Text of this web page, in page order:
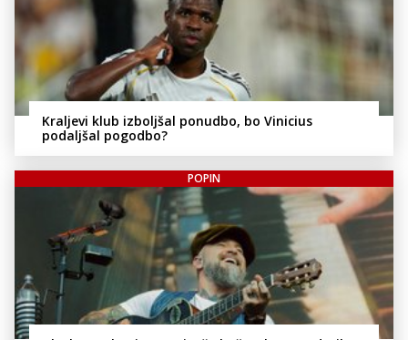
Kraljevi klub izboljšal ponudbo, bo Vinicius
podaljšal pogodbo?
POPIN